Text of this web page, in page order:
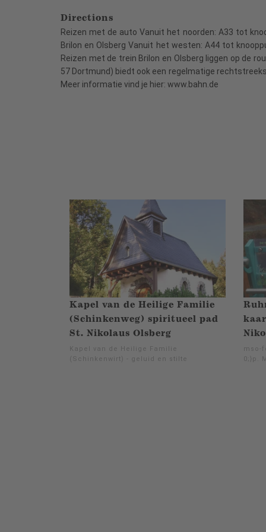
Directions
Reizen met de auto Vanuit het noorden: A33 tot
Brilon en Olsberg Vanuit het westen: A44 tot
Reizen met de trein Brilon en Olsberg liggen op de
57 Dortmund) biedt ook een regelmatige
Meer informatie vind je hier: www.bahn.de
Kapel van de Heilige Familie
(Schinkenweg) spiritueel pad
St. Nikolaus Olsberg
Kapel van de Heilige Familie
(Schinkenwirt) - geluid en stilte
mso-
0;}p.